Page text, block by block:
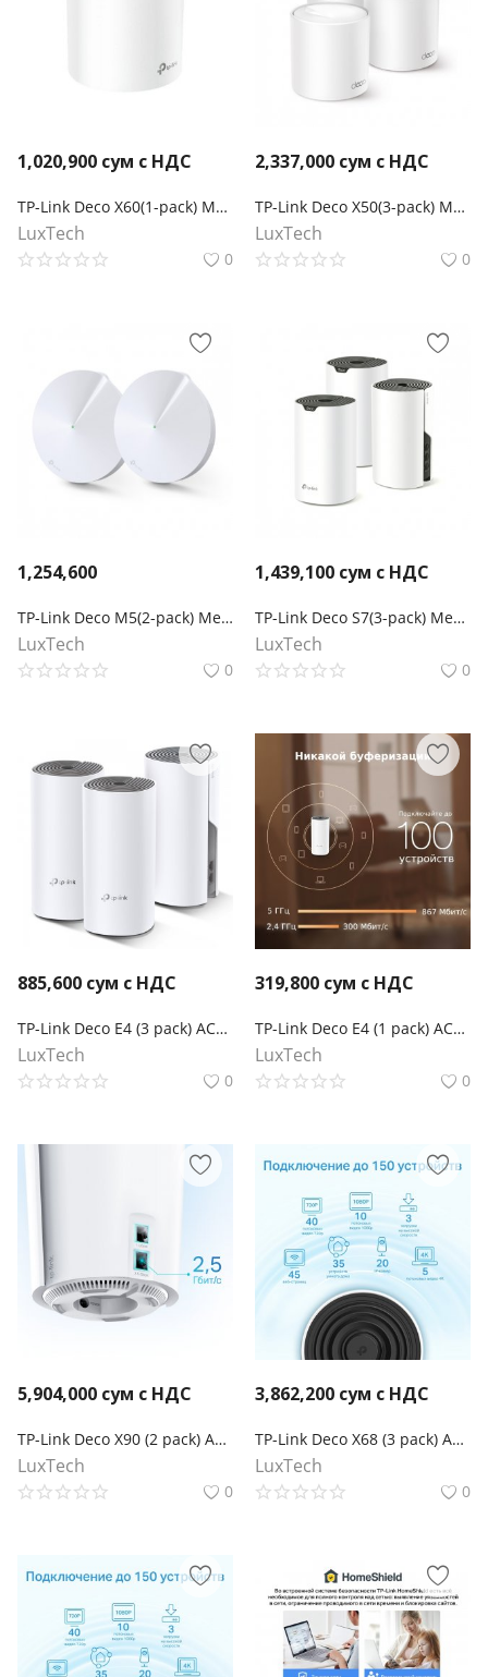
1,020,900 сум с НДС
TP-Link Deco X60(1-pack) Mesh-система AX5400
LuxTech
0
2,337,000 сум с НДС
TP-Link Deco X50(3-pack) Mesh-система AX3000
LuxTech
0
1,254,600
TP-Link Deco M5(2-pack) Mesh-система AC1300
LuxTech
0
1,439,100 сум с НДС
TP-Link Deco S7(3-pack) Mesh-система AC1900
LuxTech
0
885,600 сум с НДС
TP-Link Deco E4 (3 pack) AC1200 Домашняя Mesh Wi-Fi система
LuxTech
0
319,800 сум с НДС
TP-Link Deco E4 (1 pack) AC1200 Домашняя Mesh Wi-Fi система
LuxTech
0
5,904,000 сум с НДС
TP-Link Deco X90 (2 pack) AX6600 Домашняя Mesh Wi‑Fi система
LuxTech
0
3,862,200 сум с НДС
TP-Link Deco X68 (3 pack) AX3600 Домашняя Mesh Wi‑Fi система
LuxTech
0